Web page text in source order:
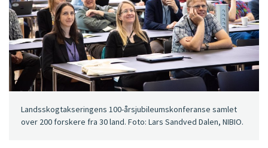
Landsskogtakseringens 100-årsjubileumskonferanse samlet
over 200 forskere fra 30 land. Foto: Lars Sandved Dalen, NIBIO.